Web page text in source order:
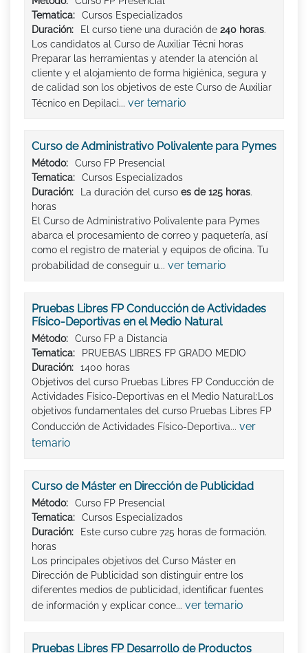
Tematica:
Cursos Especializados
Duración:
El curso tiene una duración de 240 horas.
Los candidatos al Curso de Auxiliar Técni horas
Preparar las herramientas y atender la atención al
cliente y el alojamiento de forma higiénica, segura y
de calidad son los objetivos de este Curso de Auxiliar
Técnico en Depilaci... ver temario
Curso de Administrativo Polivalente para Pymes
Método:
Curso FP Presencial
Tematica:
Cursos Especializados
Duración:
La duración del curso es de 125 horas.
horas
El Curso de Administrativo Polivalente para Pymes
abarca el procesamiento de correo y paquetería, así
como el registro de material y equipos de oficina. Tu
probabilidad de conseguir u... ver temario
Pruebas Libres FP Conducción de Actividades
Físico-Deportivas en el Medio Natural
Método:
Curso FP a Distancia
Tematica:
PRUEBAS LIBRES FP GRADO MEDIO
Duración:
1400 horas
Objetivos del curso Pruebas Libres FP Conducción de
Actividades Físico-Deportivas en el Medio Natural:Los
objetivos fundamentales del curso Pruebas Libres FP
Conducción de Actividades Físico-Deportiva... ver
temario
Curso de Máster en Dirección de Publicidad
Método:
Curso FP Presencial
Tematica:
Cursos Especializados
Duración:
Este curso cubre 725 horas de formación.
horas
Los principales objetivos del Curso Máster en
Dirección de Publicidad son distinguir entre los
diferentes medios de publicidad, identificar fuentes
de información y explicar conce... ver temario
Pruebas Libres FP Desarrollo de Productos